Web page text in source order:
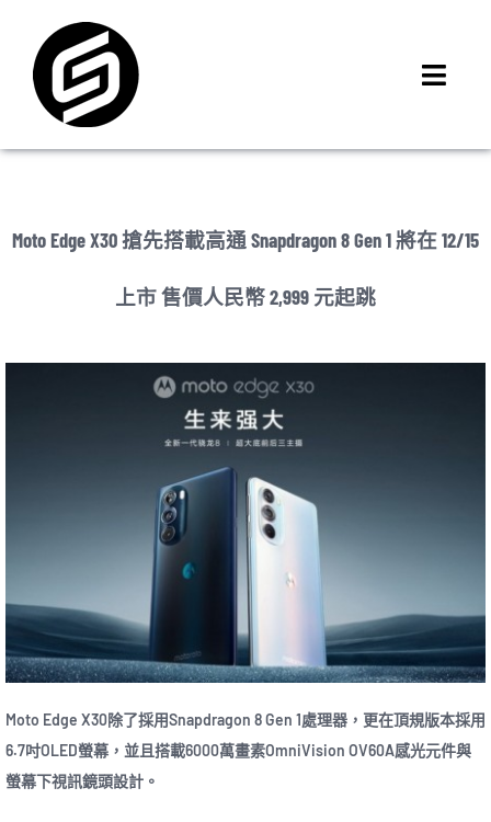
content
Moto Edge X30 搶先搭載高通 Snapdragon 8 Gen 1 將在 12/15
上市 售價人民幣 2,999 元起跳
Moto Edge X30除了採用Snapdragon 8 Gen 1處理器，更在頂規版本採用
6.7吋OLED螢幕，並且搭載6000萬畫素OmniVision OV60A感光元件與
螢幕下視訊鏡頭設計。